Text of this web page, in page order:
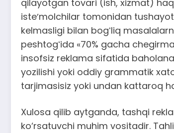
qilayotgan tovari (ish, xizmat)
isteʼmolchilar tomonidan
kelmasligi bilan bogʻliq
peshtogʻida «70% gacha
insofsiz reklama sifatida
yozilishi yoki oddiy grammatik
tarjimasisiz yoki undan kattaroq
Xulosa qilib aytganda, tashqi
ko‘rsatuvchi muhim vositadir.